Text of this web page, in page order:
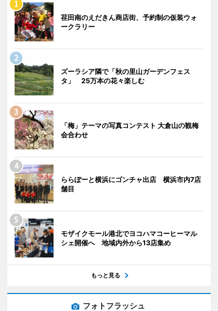
荏田南のえだきん商店街、予約制の仮装ウォ
ークラリー
ズーラシア隣で「秋の里山ガーデンフェス
タ」 25万本の花々楽しむ
「梅」テーマの写真コンテスト 大倉山の観梅
会合わせ
ららぽーと横浜にゴンチャ出店 横浜市内7店
舗目
モザイクモール港北でヨコハマコーヒーマル
シェ開催へ 地域内外から13店集め
もっと見る
フォトフラッシュ